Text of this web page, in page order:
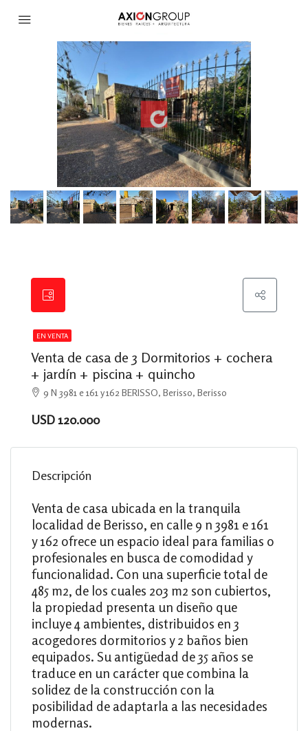
EN VENTA
Venta de casa de 3 Dormitorios + cochera
+ jardín + piscina + quincho
9 N 3981 e 161 y 162 BERISSO, Berisso, Berisso
USD 120.000
Descripción
Venta de casa ubicada en la tranquila
localidad de Berisso, en calle 9 n 3981 e 161
y 162 ofrece un espacio ideal para familias o
profesionales en busca de comodidad y
funcionalidad. Con una superficie total de
485 m2, de los cuales 203 m2 son cubiertos,
la propiedad presenta un diseño que
incluye 4 ambientes, distribuidos en 3
acogedores dormitorios y 2 baños bien
equipados. Su antigüedad de 35 años se
traduce en un carácter que combina la
solidez de la construcción con la
posibilidad de adaptarla a las necesidades
modernas.